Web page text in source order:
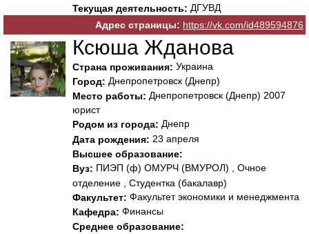
Текущая деятельность: ДГУВД
Адрес страницы: https://vk.com/id489594876
Ксюша Жданова
Страна проживания: Украина
Город: Днепропетровск (Днепр)
Место работы: Днепропетровск (Днепр) 2007
юрист
Родом из города: Днепр
Дата рождения: 23 апреля
Высшее образование:
Вуз: ПИЭП (ф) ОМУРЧ (ВМУРОЛ) , Очное
отделение , Студентка (бакалавр)
Факультет: Факультет экономики и менеджмента
Кафедра: Финансы
Среднее образование: